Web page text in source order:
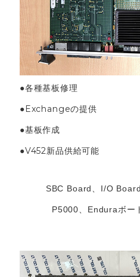
●各種基板修理
●Exchangeの提供
●基板作成
●V452新品供給可能
SBC Board、I/O
P5000、Enduraボー